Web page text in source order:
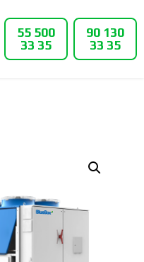
55 500
33 35
90 130
33 35